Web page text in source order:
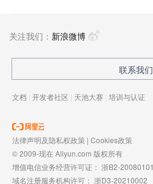
关注我们： 新浪微博
联系我们
文档 | 开发者社区 | 天池大赛 | 培训与认证
法律声明及隐私权政策 | Cookies政策
© 2009-现在 Aliyun.com 版权所有
增值电信业务经营许可证： 浙B2-20080101
域名注册服务机构许可： 浙D3-20210002